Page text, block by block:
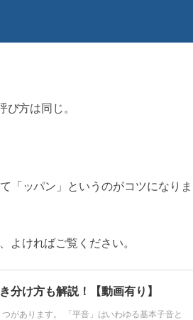
方は同じ。
「ッパン」というのがコツになりま
よければご覧ください。
分け方も解説！【動画有り】
があります。 「平音」はいわゆる基本子音と